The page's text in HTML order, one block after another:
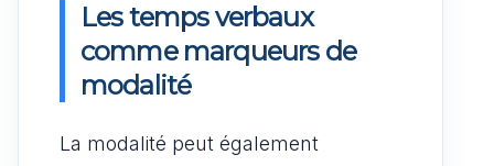
Les temps verbaux
comme marqueurs de
modalité
La modalité peut également